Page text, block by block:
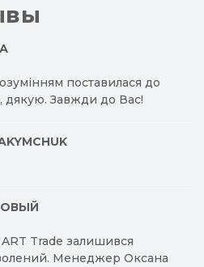
поставилася до
дякую. Завжди до Вас!
Trade залишився
Менеджер Оксана